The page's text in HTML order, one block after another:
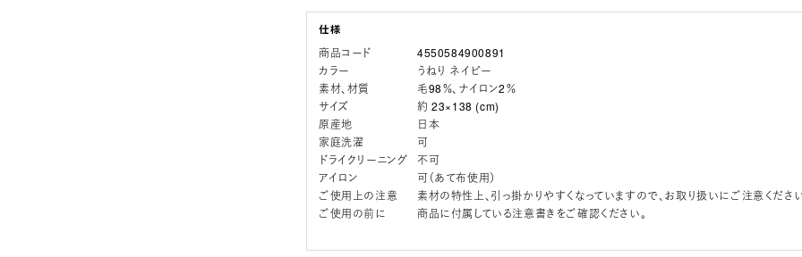
商品コード
4550584900891
カラー
うねり ネイビー
素材、材質
毛98％、ナイロン2％
サイズ
約 23×138 (cm)
原産地
日本
家庭洗濯
可
ドライクリーニング
不可
アイロン
可（あて布使用）
ご使用上の注意
素材の特性上、引っ掛かりやすくなっていますので、お取り扱いにご注意くださ
ご使用の前に
商品に付属している注意書きをご確認ください。